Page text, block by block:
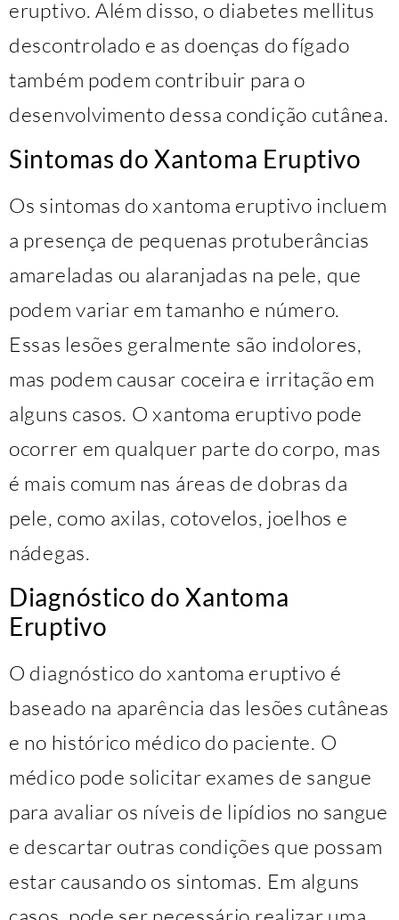
eruptivo. Além disso, o diabetes mellitus
descontrolado e as doenças do fígado
também podem contribuir para o
desenvolvimento dessa condição cutânea.
Sintomas do Xantoma Eruptivo
Os sintomas do xantoma eruptivo incluem
a presença de pequenas protuberâncias
amareladas ou alaranjadas na pele, que
podem variar em tamanho e número.
Essas lesões geralmente são indolores,
mas podem causar coceira e irritação em
alguns casos. O xantoma eruptivo pode
ocorrer em qualquer parte do corpo, mas
é mais comum nas áreas de dobras da
pele, como axilas, cotovelos, joelhos e
nádegas.
Diagnóstico do Xantoma
Eruptivo
O diagnóstico do xantoma eruptivo é
baseado na aparência das lesões cutâneas
e no histórico médico do paciente. O
médico pode solicitar exames de sangue
para avaliar os níveis de lipídios no sangue
e descartar outras condições que possam
estar causando os sintomas. Em alguns